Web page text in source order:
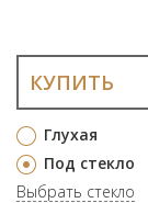
Глухая
Под стекло
Выбрать стекло
КУПИТЬ